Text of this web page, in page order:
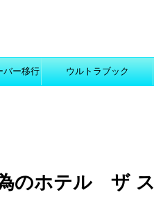
バー移行 ウルトラブック
のホテル ザ ス